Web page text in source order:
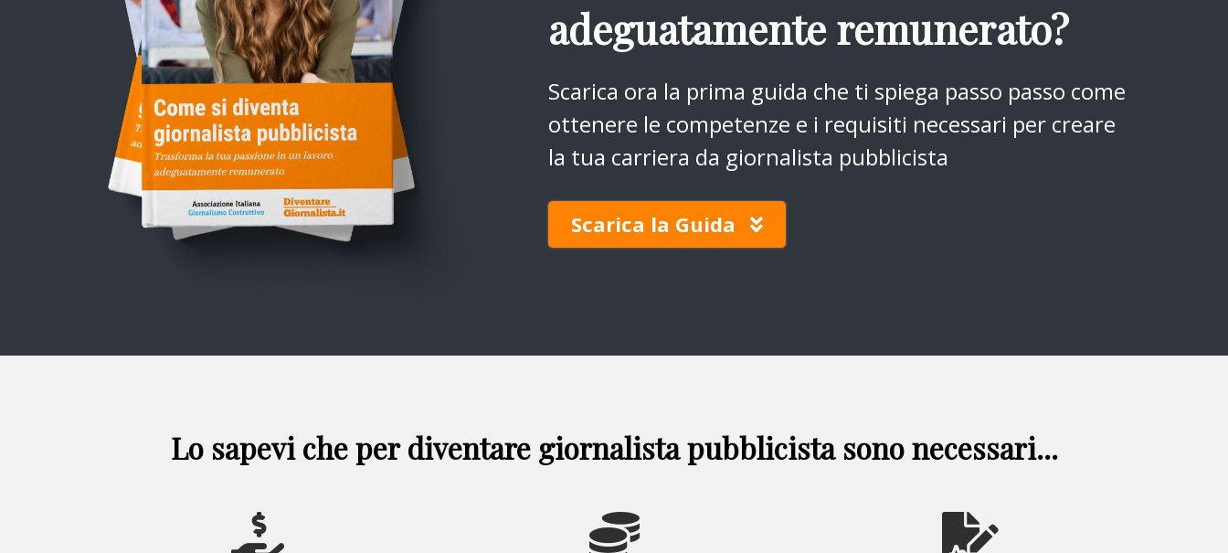
adeguatamente remunerato?
Scarica ora la prima guida che ti spiega passo passo come
ottenere le competenze e i requisiti necessari per creare
la tua carriera da giornalista pubblicista
Scarica la Guida
Lo sapevi che per diventare giornalista pubblicista sono necessari...